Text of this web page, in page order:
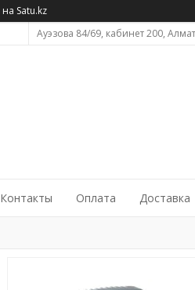
на Satu.kz
Ауэзова 84/69, кабинет 200,
Контакты Оплата Доставка